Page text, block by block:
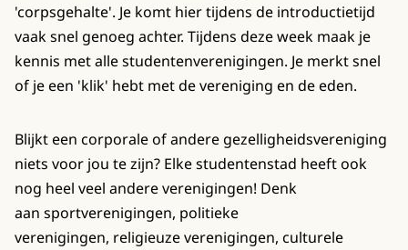
'corpsgehalte'. Je komt hier tijdens de introductietijd
vaak snel genoeg achter. Tijdens deze week maak je
kennis met alle studentenverenigingen. Je merkt snel
of je een 'klik' hebt met de vereniging en de eden.
Blijkt een corporale of andere gezelligheidsvereniging
niets voor jou te zijn? Elke studentenstad heeft ook
nog heel veel andere verenigingen! Denk
aan sportverenigingen, politieke
verenigingen, religieuze verenigingen, culturele